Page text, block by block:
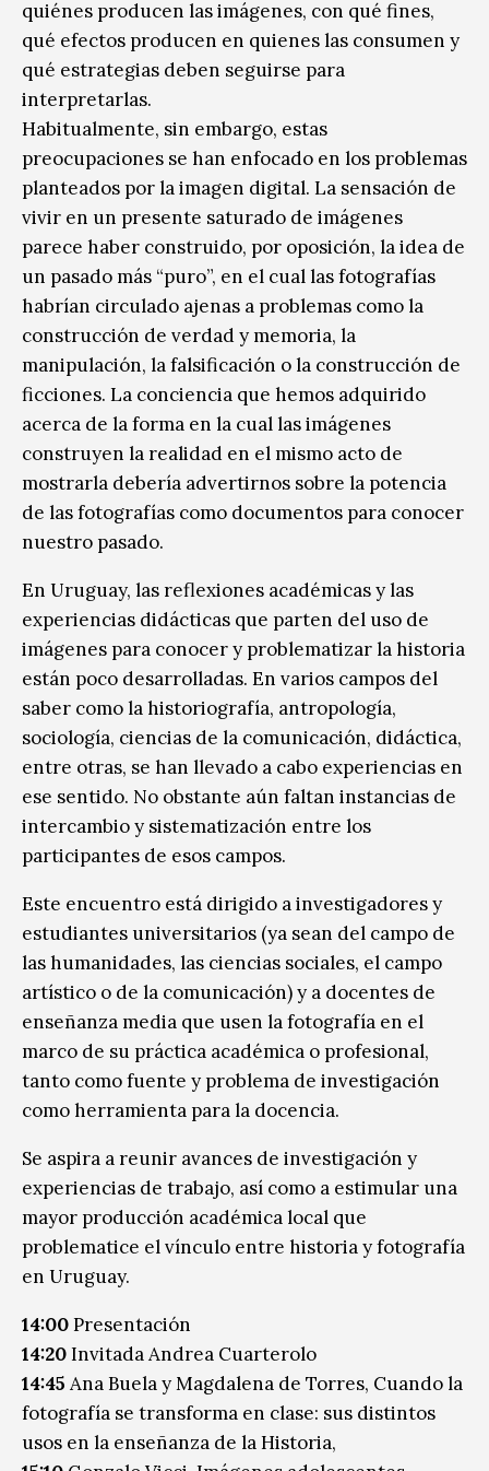
quiénes producen las imágenes, con qué fines,
qué efectos producen en quienes las consumen y
qué estrategias deben seguirse para
interpretarlas.
Habitualmente, sin embargo, estas
preocupaciones se han enfocado en los problemas
planteados por la imagen digital. La sensación de
vivir en un presente saturado de imágenes
parece haber construido, por oposición, la idea de
un pasado más “puro”, en el cual las fotografías
habrían circulado ajenas a problemas como la
construcción de verdad y memoria, la
manipulación, la falsificación o la construcción de
ficciones. La conciencia que hemos adquirido
acerca de la forma en la cual las imágenes
construyen la realidad en el mismo acto de
mostrarla debería advertirnos sobre la potencia
de las fotografías como documentos para conocer
nuestro pasado.
En Uruguay, las reflexiones académicas y las
experiencias didácticas que parten del uso de
imágenes para conocer y problematizar la historia
están poco desarrolladas. En varios campos del
saber como la historiografía, antropología,
sociología, ciencias de la comunicación, didáctica,
entre otras, se han llevado a cabo experiencias en
ese sentido. No obstante aún faltan instancias de
intercambio y sistematización entre los
participantes de esos campos.
Este encuentro está dirigido a investigadores y
estudiantes universitarios (ya sean del campo de
las humanidades, las ciencias sociales, el campo
artístico o de la comunicación) y a docentes de
enseñanza media que usen la fotografía en el
marco de su práctica académica o profesional,
tanto como fuente y problema de investigación
como herramienta para la docencia.
Se aspira a reunir avances de investigación y
experiencias de trabajo, así como a estimular una
mayor producción académica local que
problematice el vínculo entre historia y fotografía
en Uruguay.
14:00Presentación
14:20Invitada Andrea Cuarterolo
14:45 Ana Buela y Magdalena de Torres, Cuando la
fotografía se transforma en clase: sus distintos
usos en la enseñanza de la Historia,